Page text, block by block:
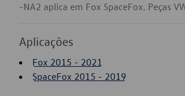
-NA2 aplica em Fox SpaceFox. Peças
Aplicações
Fox 2015 - 2021
SpaceFox 2015 - 2019